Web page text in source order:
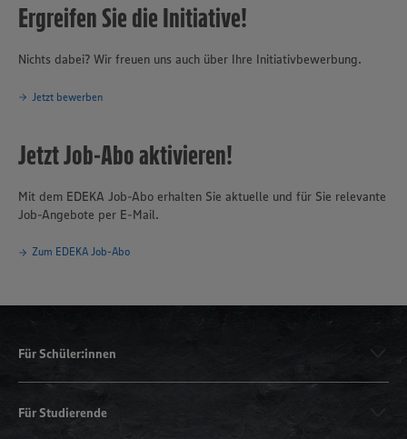
Ergreifen Sie die Initiative!
Nichts dabei? Wir freuen uns auch über Ihre Initiativbewerbung.
Jetzt bewerben
Jetzt Job-Abo aktivieren!
Mit dem EDEKA Job-Abo erhalten Sie aktuelle und für Sie relevante
Job-Angebote per E-Mail.
Zum EDEKA Job-Abo
Für Schüler:innen
Für Studierende